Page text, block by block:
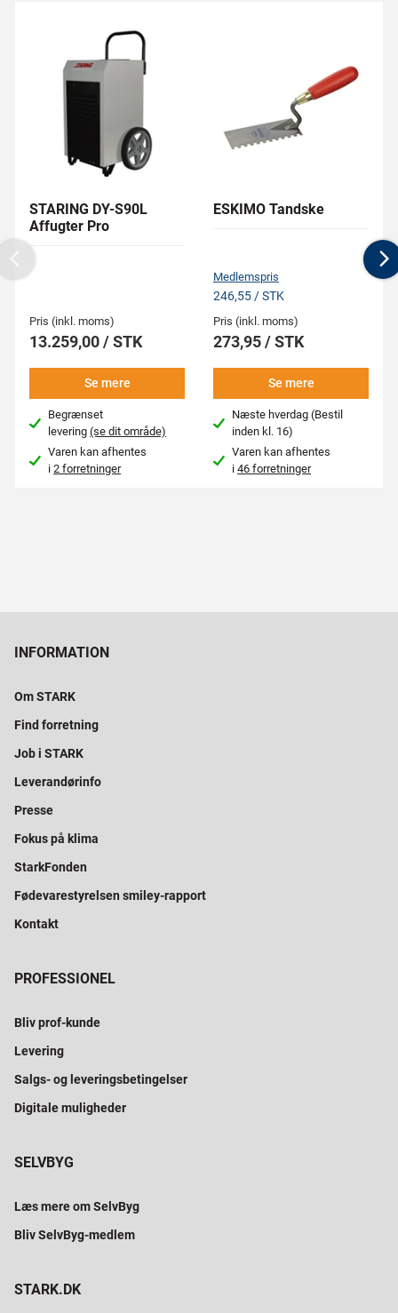
STARING DY-S90L
Affugter Pro
Pris (inkl. moms)
13.259,00 / STK
Se mere
Begrænset
levering(se dit område)
Varen kan afhentes
i2 forretninger
ESKIMO Tandske
Medlemspris
246,55 / STK
Pris (inkl. moms)
273,95 / STK
Se mere
Næste hverdag (Bestil
inden kl. 16)
Varen kan afhentes
i46 forretninger
Previous
INFORMATION
Om STARK
Find forretning
Job i STARK
Leverandørinfo
Presse
Fokus på klima
StarkFonden
Fødevarestyrelsen smiley-rapport
Kontakt
PROFESSIONEL
Bliv prof-kunde
Levering
Salgs- og leveringsbetingelser
Digitale muligheder
SELVBYG
Læs mere om SelvByg
Bliv SelvByg-medlem
STARK.DK